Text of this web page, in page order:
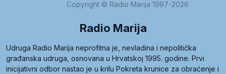
Copyright © Radio Marija 1997-2026
Radio Marija
Udruga Radio Marija neprofitna je, nevladina i nepolitička
građanska udruga, osnovana u Hrvatskoj 1995. godine. Prvi
inicijativni odbor nastao je u krilu Pokreta krunice za obraćenje i